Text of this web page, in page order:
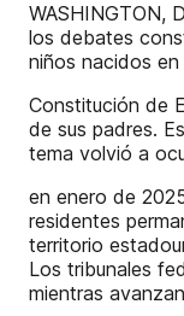
WASHINGTON,
los debates
niños nacidos
Constitución de
de sus padres.
tema volvió a
en enero de
residentes
territorio
Los tribunales
mientras